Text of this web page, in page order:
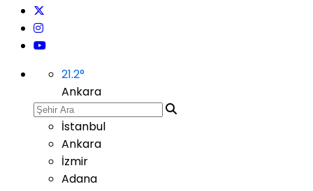
21.2°
Ankara
İstanbul
Ankara
İzmir
Adana